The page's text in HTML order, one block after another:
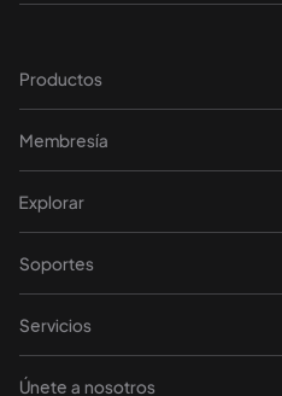
Productos
Membresía
Explorar
Soportes
Servicios
Únete a nosotros